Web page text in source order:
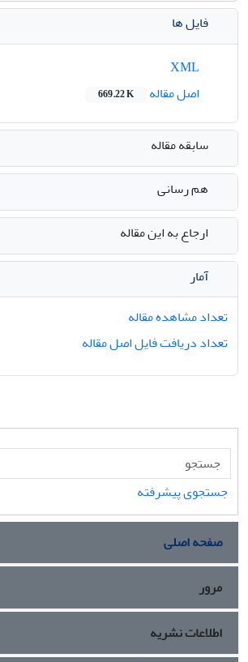
فایل ها
اصل مقاله
669.22 K
سابقه مقاله
هم رسانی
ارجاع به این مقاله
آمار
تعداد مشاهده مقاله
تعداد دریافت فایل اصل مقاله
جستجوی پیشرفته
صفحه اصلی
مرور
اطلاعات نشریه